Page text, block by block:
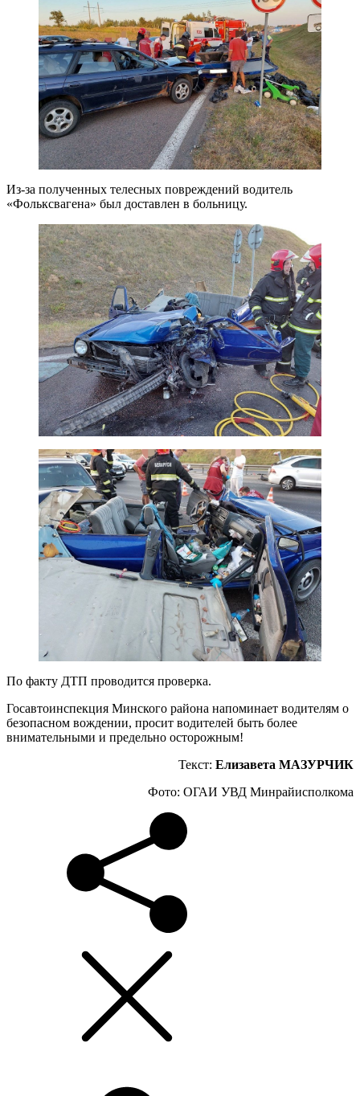
Из-за полученных телесных повреждений водитель
«Фольксвагена» был доставлен в больницу.
По факту ДТП проводится проверка.
Госавтоинспекция Минского района напоминает водителям о
безопасном вождении, просит водителей быть более
внимательными и предельно осторожным!
Текст: Елизавета МАЗУРЧИК
Фото: ОГАИ УВД Минрайисполкома